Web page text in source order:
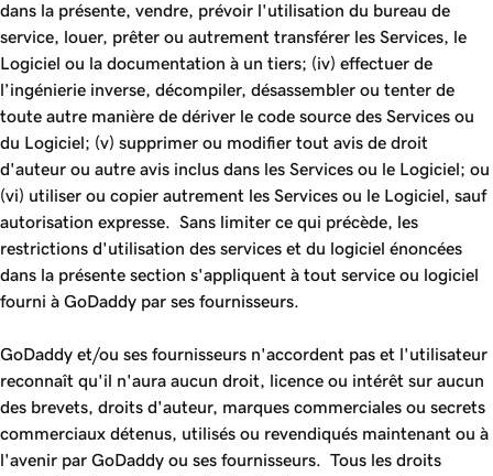
dans la présente, vendre, prévoir l'utilisation du bureau de
service, louer, prêter ou autrement transférer les Services, le
Logiciel ou la documentation à un tiers; (iv) effectuer de
l’ingénierie inverse, décompiler, désassembler ou tenter de
toute autre manière de dériver le code source des Services ou
du Logiciel; (v) supprimer ou modifier tout avis de droit
d'auteur ou autre avis inclus dans les Services ou le Logiciel; ou
(vi) utiliser ou copier autrement les Services ou le Logiciel, sauf
autorisation expresse. Sans limiter ce qui précède, les
restrictions d'utilisation des services et du logiciel énoncées
dans la présente section s'appliquent à tout service ou logiciel
fourni à GoDaddy par ses fournisseurs.
GoDaddy et/ou ses fournisseurs n'accordent pas et l'utilisateur
reconnaît qu'il n'aura aucun droit, licence ou intérêt sur aucun
des brevets, droits d'auteur, marques commerciales ou secrets
commerciaux détenus, utilisés ou revendiqués maintenant ou à
l'avenir par GoDaddy ou ses fournisseurs. Tous les droits